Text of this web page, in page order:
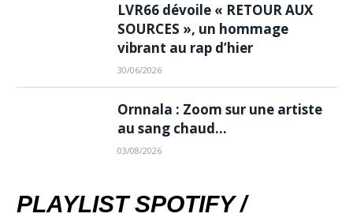
LVR66 dévoile « RETOUR AUX
SOURCES », un hommage
vibrant au rap d’hier
30/06/2026
Ornnala : Zoom sur une artiste
au sang chaud…
03/08/2026
PLAYLIST SPOTIFY /